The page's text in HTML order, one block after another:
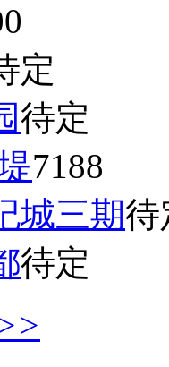
定
待定
7188
城三期待
待定